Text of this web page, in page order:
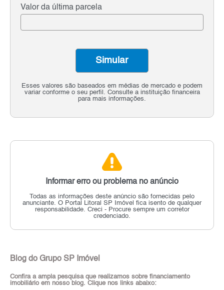
Valor da última parcela
Esses valores são baseados em médias de mercado e podem
variar conforme o seu perfil. Consulte a instituição financeira
para mais informações.
Simular
Informar erro ou problema no anúncio
Todas as informações deste anúncio são fornecidas pelo
anunciante. O Portal Litoral SP Imóvel fica isento de qualquer
responsabilidade. Creci - Procure sempre um corretor
credenciado.
Blog do Grupo SP Imóvel
Confira a ampla pesquisa que realizamos sobre financiamento
imobiliário em nosso blog. Clique nos links abaixo: